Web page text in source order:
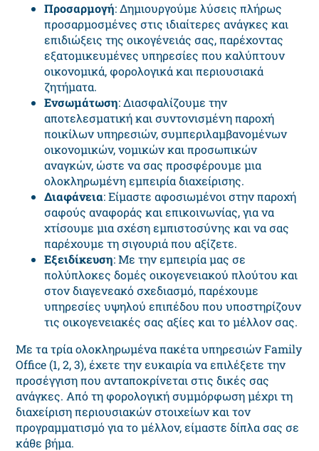
Προσαρμογή: Δημιουργούμε λύσεις πλήρως
προσαρμοσμένες στις ιδιαίτερες ανάγκες και
επιδιώξεις της οικογένειάς σας, παρέχοντας
εξατομικευμένες υπηρεσίες που καλύπτουν
οικονομικά, φορολογικά και περιουσιακά
ζητήματα.
Ενσωμάτωση: Διασφαλίζουμε την
αποτελεσματική και συντονισμένη παροχή
ποικίλων υπηρεσιών, συμπεριλαμβανομένων
οικονομικών, νομικών και προσωπικών
αναγκών, ώστε να σας προσφέρουμε μια
ολοκληρωμένη εμπειρία διαχείρισης.
Διαφάνεια: Είμαστε αφοσιωμένοι στην παροχή
σαφούς αναφοράς και επικοινωνίας, για να
χτίσουμε μια σχέση εμπιστοσύνης και να σας
παρέχουμε τη σιγουριά που αξίζετε.
Εξειδίκευση: Με την εμπειρία μας σε
πολύπλοκες δομές οικογενειακού πλούτου και
στον διαγενεακό σχεδιασμό, παρέχουμε
υπηρεσίες υψηλού επιπέδου που υποστηρίζουν
τις οικογενειακές σας αξίες και το μέλλον σας.
Με τα τρία ολοκληρωμένα πακέτα υπηρεσιών Family
Office (1, 2, 3), έχετε την ευκαιρία να επιλέξετε την
προσέγγιση που ανταποκρίνεται στις δικές σας
ανάγκες. Από τη φορολογική συμμόρφωση μέχρι τη
διαχείριση περιουσιακών στοιχείων και τον
προγραμματισμό για το μέλλον, είμαστε δίπλα σας σε
κάθε βήμα.